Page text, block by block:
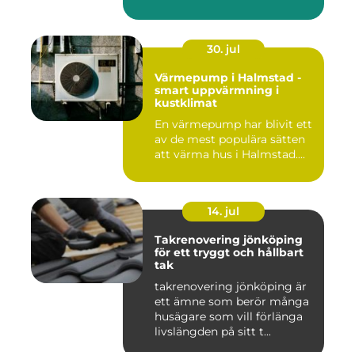
30. jul
Värmepump i Halmstad -
smart uppvärmning i
kustklimat
En värmepump har blivit ett
av de mest populära sätten
att värma hus i Halmstad....
14. jul
Takrenovering jönköping
för ett tryggt och hållbart
tak
takrenovering jönköping är
ett ämne som berör många
husägare som vill förlänga
livslängden på sitt t...